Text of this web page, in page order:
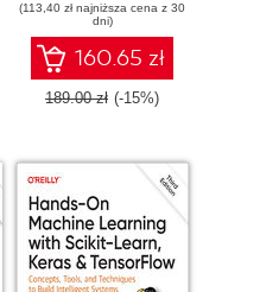
(113,40 zł najniższa cena z 30
dni)
160.65 zł
189.00 zł (-15%)